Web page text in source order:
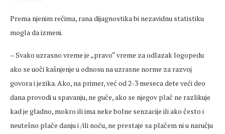
Prema njenim rečima, rana dijagnostika bi nezavidnu statistiku
mogla da izmeni.
– Svako uzrasno vreme je „pravo“ vreme za odlazak logopedu
ako se uoči kašnjenje u odnosu na uzrasne norme za razvoj
govora i jezika. Ako, na primer, već od 2-3 meseca dete veći deo
dana provodi u spavanju, ne guče, ako se njegov plač ne razlikuje
kad je gladno, mokro ili ima neke bolne senzacije ili ako često i
neutešno plače danju i /ili noću, ne prestaje sa plačem ni u naručju